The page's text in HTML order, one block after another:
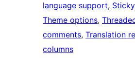
language support,
Theme options,
comments, Translation
columns